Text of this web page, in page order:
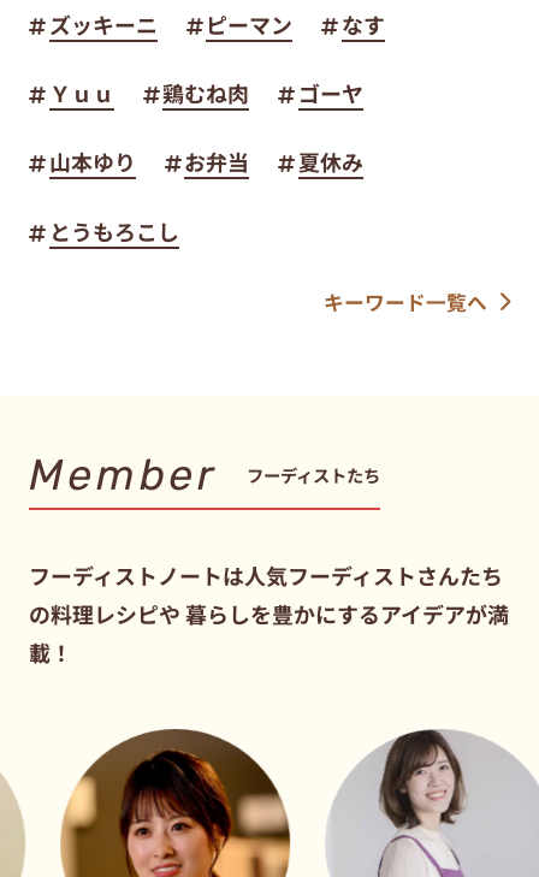
ズッキーニ ピーマン なす
Ｙｕｕ 鶏むね肉 ゴーヤ
山本ゆり お弁当 夏休み
とうもろこし
キーワード一覧へ
Member フーディストたち
フーディストノートは人気フーディストさんたち
の料理レシピや暮らしを豊かにするアイデアが満
載！